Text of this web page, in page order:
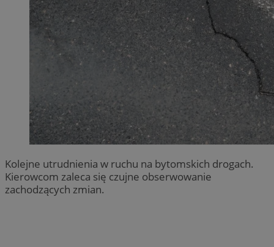
Kolejne utrudnienia w ruchu na bytomskich drogach.
Kierowcom zaleca się czujne obserwowanie
zachodzących zmian.